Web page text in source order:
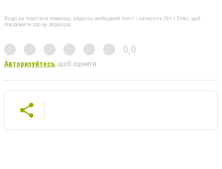
Якщо ви помітили помилку, виділіть необхідний текст і натисніть Ctrl + Enter, щоб
повідомити про це редакцію
0,0
Авторизуйтесь, щоб оцінити